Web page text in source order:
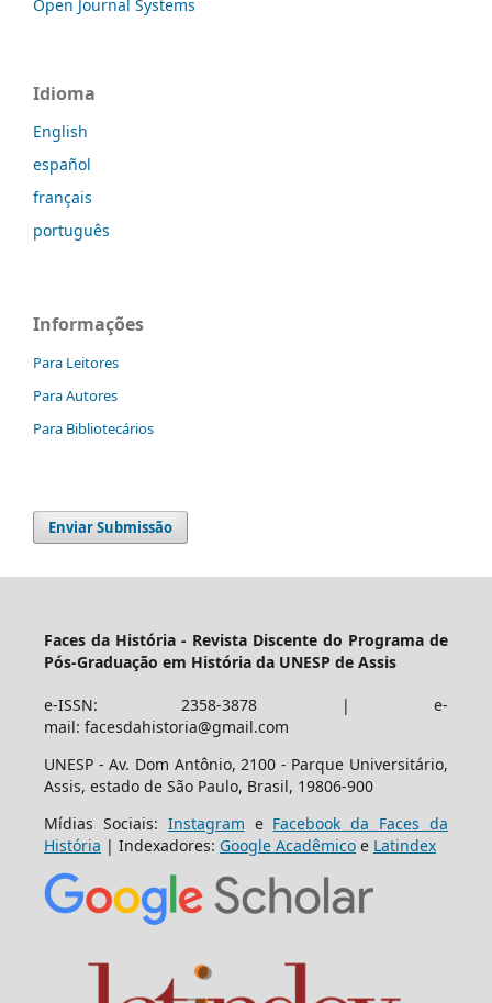
Open Journal Systems
Idioma
English
español
français
português
Informações
Para Leitores
Para Autores
Para Bibliotecários
Enviar Submissão
Faces da História - Revista Discente do Programa de
Pós-Graduação em História da UNESP de Assis
e-ISSN: 2358-3878 | e-
mail: facesdahistoria@gmail.com
UNESP - Av. Dom Antônio, 2100 - Parque Universitário,
Assis, estado de São Paulo, Brasil, 19806-900
Mídias Sociais: Instagram e Facebook da Faces da
História | Indexadores: Google Acadêmicoe Latindex